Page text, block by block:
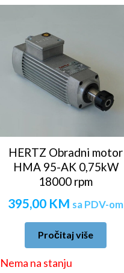
HERTZ Obradni motor
HMA 95-AK 0,75kW
18000 rpm
395,00 KM sa PDV-om
Pročitaj više
Nema na stanju